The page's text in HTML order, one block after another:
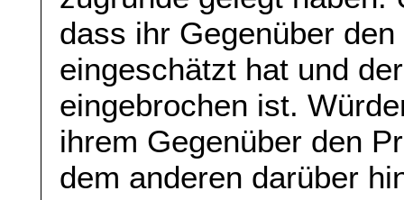
dass ihr Gegenüber
eingeschätzt hat und
eingebrochen ist.
ihrem Gegenüber den
dem anderen darüber